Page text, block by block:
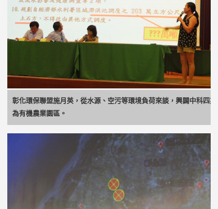
彰化環保聯盟施月英，從水源、空污等環境負荷來談，興闢中科四
為有機農業園區。